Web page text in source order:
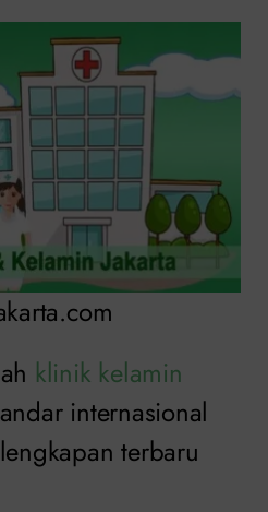
klinik kelamin
internasional
terbaru